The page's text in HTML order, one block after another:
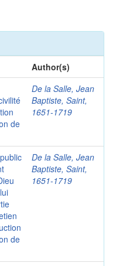
Author(s)
de
De la Salle, Jean
Baptiste, Saint,
1651-1719
de
De la Salle, Jean
Baptiste, Saint,
1651-1719